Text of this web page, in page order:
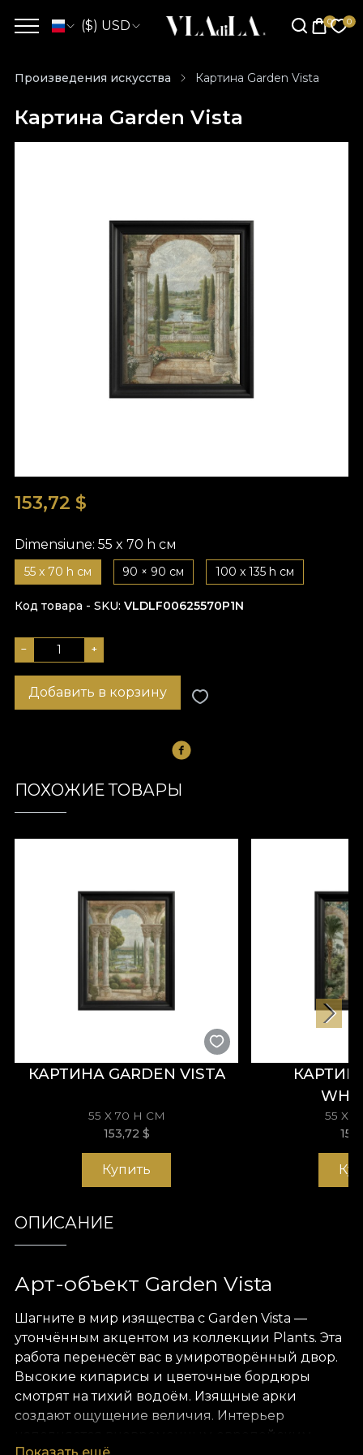
($) USD
Произведения искусства Картина Garden Vista
Картина Garden Vista
153,72 $
Dimensiune: 55 x 70 h см
55 x 70 h см 90 × 90 см 100 x 135 h см
Код товара - SKU VLDLF00625570P1N
− +
Добавить в корзину
ПОХОЖИЕ ТОВАРЫ
КАРТИНА GARDEN VISTA
55 X 70 H СМ
153,72 $
Купить
55 X
ОПИСАНИЕ
Арт-объект Garden Vista
Шагните в мир изящества с Garden Vista —
утончённым акцентом из коллекции Plants. Эта
работа перенесёт вас в умиротворённый двор.
Высокие кипарисы и цветочные бордюры
смотрят на тихий водоём. Изящные арки
создают ощущение величия. Интерьер
наполняется вневременным европейским